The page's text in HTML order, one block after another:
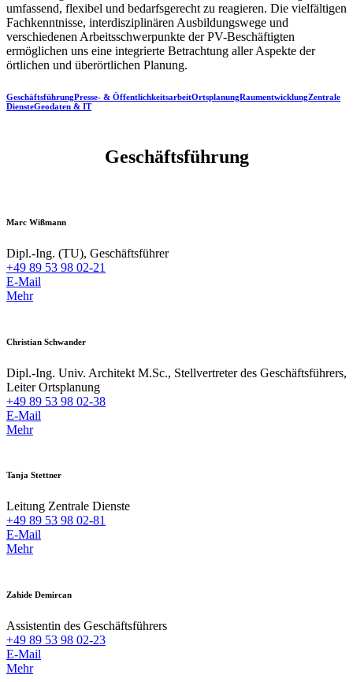
umfassend, flexibel und bedarfsgerecht zu reagieren. Die vielfältigen
Fachkenntnisse, interdisziplinären Ausbildungswege und
verschiedenen Arbeitsschwerpunkte der PV-Beschäftigten
ermöglichen uns eine integrierte Betrachtung aller Aspekte der
örtlichen und überörtlichen Planung.
GeschäftsführungPresse- & ÖffentlichkeitsarbeitOrtsplanungRaumentwicklungZentrale
DiensteGeodaten & IT
Geschäftsführung
Marc Wißmann
Dipl.-Ing. (TU), Geschäftsführer
+49 89 53 98 02-21
E-Mail
Mehr
Christian Schwander
Dipl.-Ing. Univ. Architekt M.Sc., Stellvertreter des Geschäftsführers,
Leiter Ortsplanung
+49 89 53 98 02-38
E-Mail
Mehr
Tanja Stettner
Leitung Zentrale Dienste
+49 89 53 98 02-81
E-Mail
Mehr
Zahide Demircan
Assistentin des Geschäftsführers
+49 89 53 98 02-23
E-Mail
Mehr